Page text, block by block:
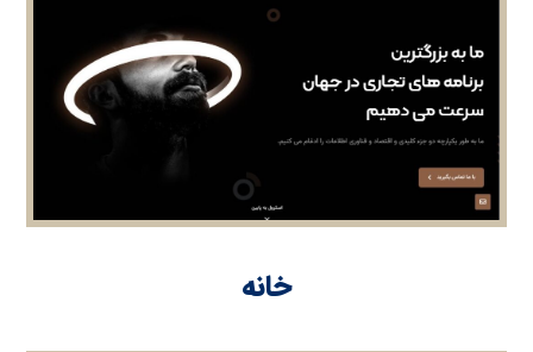
خانه